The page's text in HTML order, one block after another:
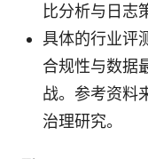
比分析与日志
具体的行业评
合规性与数据
战。参考资料
治理研究。